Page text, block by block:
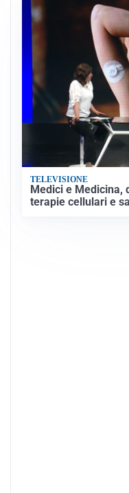
TELEVISIONE
Medici e Medicina,
terapie cellulari e